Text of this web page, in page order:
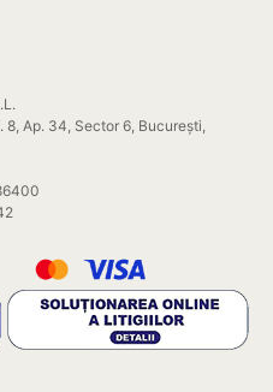
8, Ap. 34, Sector 6, București,